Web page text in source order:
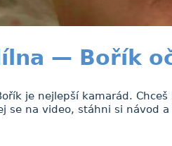
— Bořík
je nejlepší kamarád.
se na video, stáhni si návod